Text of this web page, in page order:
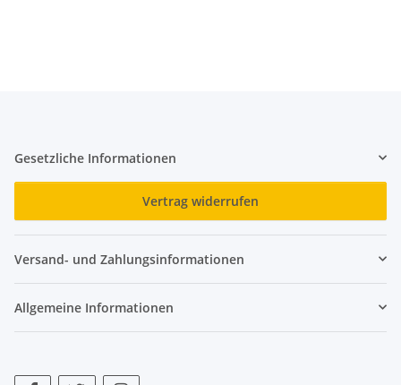
Gesetzliche Informationen
Vertrag widerrufen
Versand- und Zahlungsinformationen
Allgemeine Informationen